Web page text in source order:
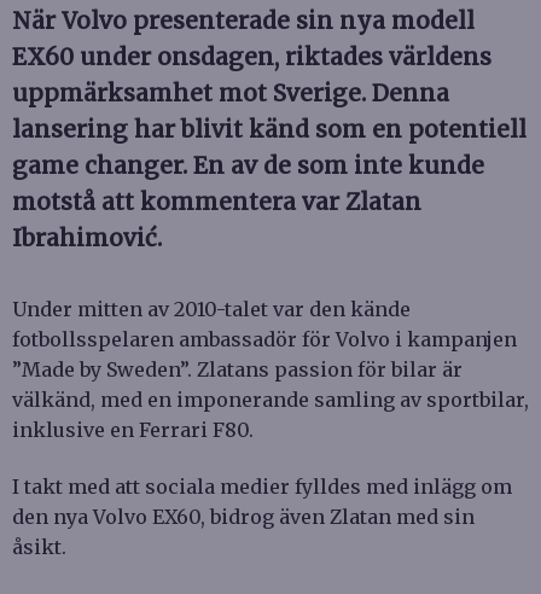
När Volvo presenterade sin nya modell
EX60 under onsdagen, riktades världens
uppmärksamhet mot Sverige. Denna
lansering har blivit känd som en potentiell
game changer. En av de som inte kunde
motstå att kommentera var Zlatan
Ibrahimović.
Under mitten av 2010-talet var den kände
fotbollsspelaren ambassadör för Volvo i kampanjen
”Made by Sweden”. Zlatans passion för bilar är
välkänd, med en imponerande samling av sportbilar,
inklusive en Ferrari F80.
I takt med att sociala medier fylldes med inlägg om
den nya Volvo EX60, bidrog även Zlatan med sin
åsikt.